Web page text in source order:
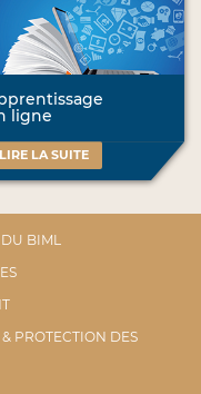
ligne
LIRE LA SUITE
DU BIML
PROTECTION DES